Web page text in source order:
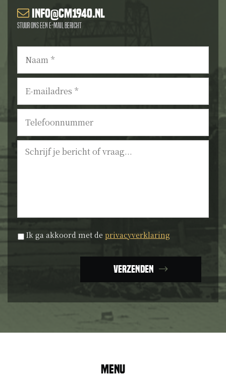
info@cm1940.nl
Stuur ons een e-mail bericht
Naam *
E-
mailadres *
Telefoonnummer
Bericht
Privacyverklaring *
Ik ga akkoord met de privacyverklaring
Verzenden
Menu